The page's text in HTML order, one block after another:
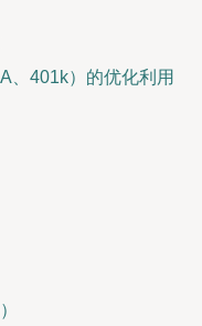
、401k）的优化利用